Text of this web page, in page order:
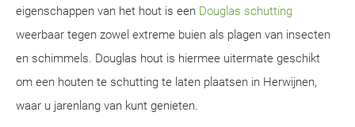
eigenschappen van het hout is een Douglas schutting
weerbaar tegen zowel extreme buien als plagen van insecten
en schimmels. Douglas hout is hiermee uitermate geschikt
om een houten te schutting te laten plaatsen in Herwijnen,
waar u jarenlang van kunt genieten.